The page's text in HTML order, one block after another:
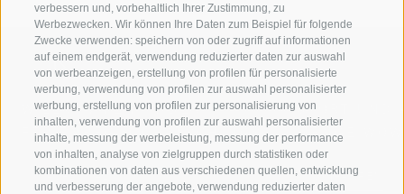
verbessern und, vorbehaltlich Ihrer Zustimmung, zu
Werbezwecken. Wir können Ihre Daten zum Beispiel für folgende
Zwecke verwenden: speichern von oder zugriff auf informationen
auf einem endgerät, verwendung reduzierter daten zur auswahl
von werbeanzeigen, erstellung von profilen für personalisierte
werbung, verwendung von profilen zur auswahl personalisierter
werbung, erstellung von profilen zur personalisierung von
inhalten, verwendung von profilen zur auswahl personalisierter
inhalte, messung der werbeleistung, messung der performance
von inhalten, analyse von zielgruppen durch statistiken oder
kombinationen von daten aus verschiedenen quellen, entwicklung
und verbesserung der angebote, verwendung reduzierter daten
WILLKOMMEN IN DER
FERIENREGION RATSCHINGS
JAUFENTAL
SPORT UND
MENGE
SKIFAHREN